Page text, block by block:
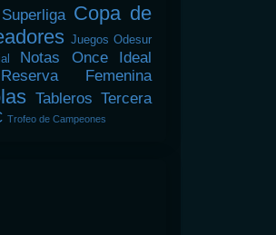
Copa de
Juegos Odesur
Notas
Once Ideal
Reserva Femenina
Tableros Tercera
Trofeo de Campeones